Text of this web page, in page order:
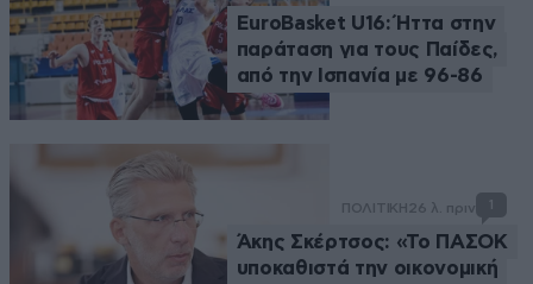
EuroBasket U16: Ήττα στην
παράταση για τους Παίδες,
από την Ισπανία με 96-86
ΠΟΛΙΤΙΚΗ 26 λ. πριν 1
Άκης Σκέρτσος: «Το ΠΑΣΟΚ
υποκαθιστά την οικονομική